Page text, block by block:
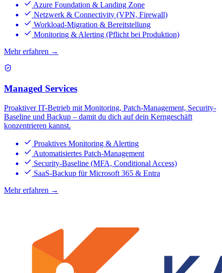
Azure Foundation & Landing Zone
Netzwerk & Connectivity (VPN, Firewall)
Workload-Migration & Bereitstellung
Monitoring & Alerting (Pflicht bei Produktion)
Mehr erfahren →
Managed Services
Proaktiver IT-Betrieb mit Monitoring, Patch-Management, Security-
Baseline und Backup – damit du dich auf dein Kerngeschäft
konzentrieren kannst.
Proaktives Monitoring & Alerting
Automatisiertes Patch-Management
Security-Baseline (MFA, Conditional Access)
SaaS-Backup für Microsoft 365 & Entra
Mehr erfahren →